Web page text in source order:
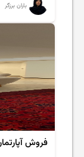
باران برزگر
فروش آپارتمان 200متر نیاوران به قیمت